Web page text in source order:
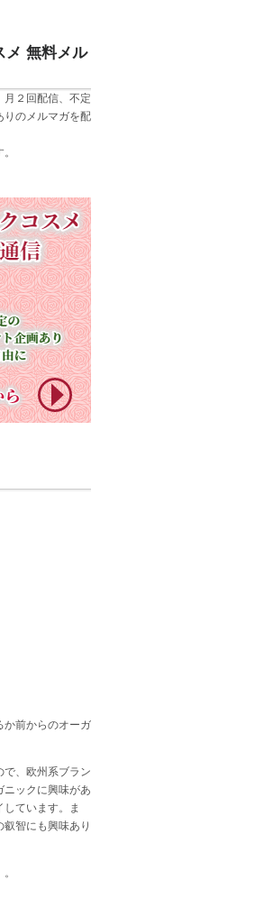
メ 無料メル
月２回配信、不定
りのメルマガを配
か前からのオーガ
で、欧州系ブラン
ニックに興味があ
ています。ま
智にも興味あり